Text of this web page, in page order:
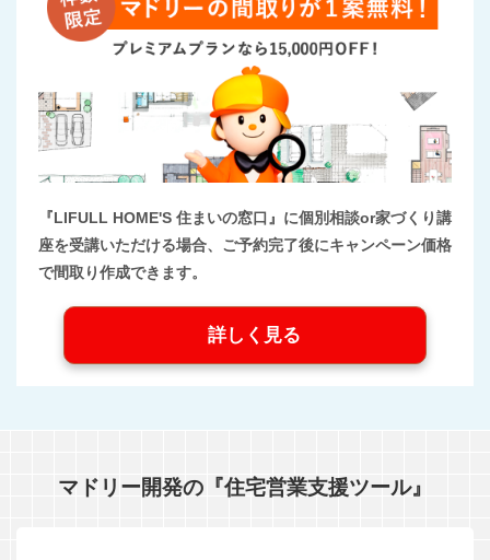
『LIFULL HOME'S 住まいの窓口』に個別相談or家づくり講
座を受講いただける場合、ご予約完了後にキャンペーン価格
で間取り作成できます。
詳しく見る
マドリー開発の『住宅営業支援ツール』